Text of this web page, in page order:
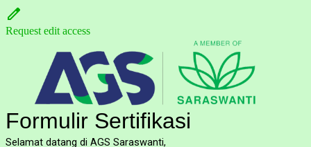
Request edit access
Formulir Sertifikasi
Selamat datang di AGS Saraswanti,